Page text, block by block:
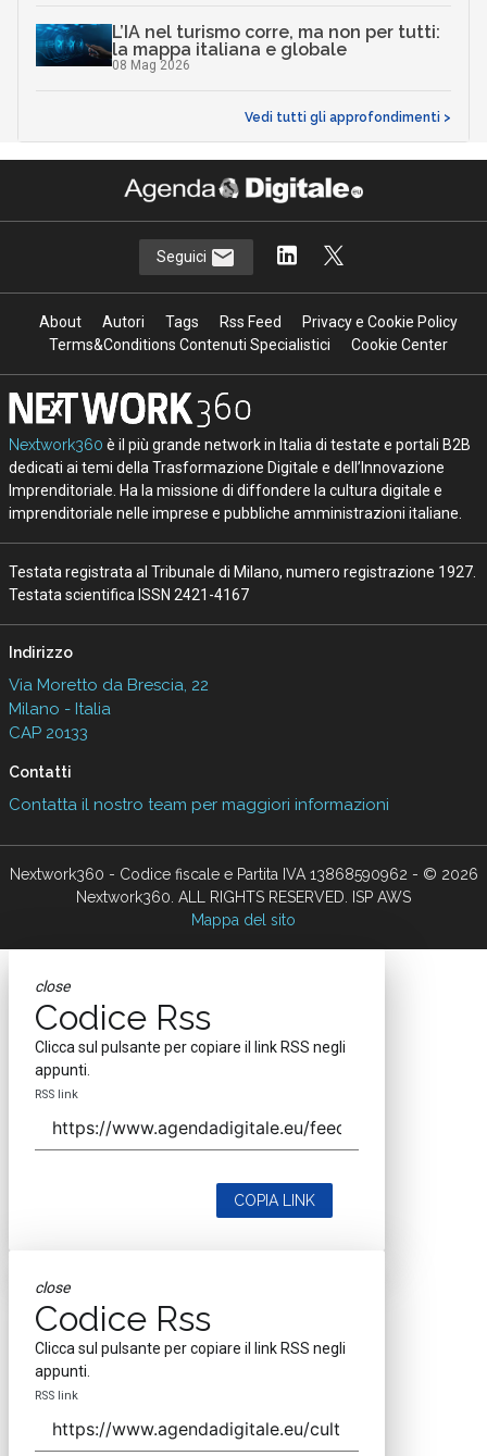
L’IA nel turismo corre, ma non per tutti:
la mappa italiana e globale
08 Mag 2026
Vedi tutti gli approfondimenti >
Seguici
About Autori Tags Rss Feed
Privacy e Cookie Policy
Terms&Conditions Contenuti Specialistici
Cookie Center
Nextwork360 è il più grande network in Italia di testate e portali B2B
dedicati ai temi della Trasformazione Digitale e dell’Innovazione
Imprenditoriale. Ha la missione di diffondere la cultura digitale e
imprenditoriale nelle imprese e pubbliche amministrazioni italiane.
Testata registrata al Tribunale di Milano, numero registrazione 1927.
Testata scientifica ISSN 2421-4167
Indirizzo
Via Moretto da Brescia, 22
Milano - Italia
CAP 20133
Contatti
Contatta il nostro team per maggiori informazioni
Nextwork360 - Codice fiscale e Partita IVA 13868590962 - © 2026
Nextwork360. ALL RIGHTS RESERVED. ISP AWS
Mappa del sito
close
Codice Rss
Clicca sul pulsante per copiare il link RSS negli
appunti.
RSS link
COPIA LINK
close
Codice Rss
Clicca sul pulsante per copiare il link RSS negli
appunti.
RSS link